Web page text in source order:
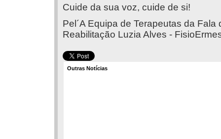
Cuide da sua voz, cuide de si!
Pel´A Equipa de Terapeutas da
Reabilitação Luzia Alves -
Outras Notícias